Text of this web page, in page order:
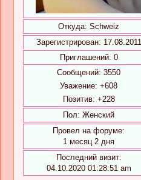
Откуда: Schweiz
Зарегистрирован: 17.08.2011
Приглашений: 0
Сообщений: 3550
Уважение: +608
Позитив: +228
Пол: Женский
Провел на форуме:
1 месяц 2 дня
Последний визит:
04.10.2020 01:28:51 am